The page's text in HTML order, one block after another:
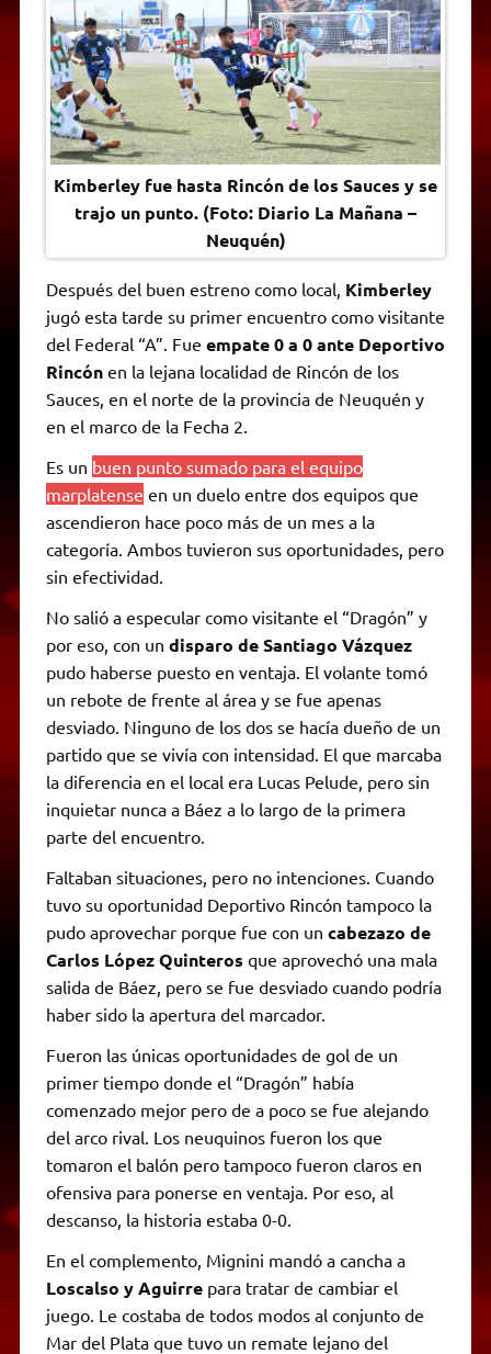
A
p
p
r
a
m
e
r
o
o
k
n
g
e
r
i
n
k
F
r
i
e
n
d
l
y
Kimberley fue hasta Rincón de los Sauces y se
trajo un punto. (Foto: Diario La Mañana –
Neuquén)
Después del buen estreno como local, Kimberley
jugó esta tarde su primer encuentro como visitante
del Federal “A”. Fue empate 0 a 0 ante Deportivo
Rincónen la lejana localidad de Rincón de los
Sauces, en el norte de la provincia de Neuquén y
en el marco de la Fecha 2.
Es un buen punto sumado para el equipo
marplatense en un duelo entre dos equipos que
ascendieron hace poco más de un mes a la
categoría. Ambos tuvieron sus oportunidades, pero
sin efectividad.
No salió a especular como visitante el “Dragón” y
por eso, con un disparo de Santiago Vázquez
pudo haberse puesto en ventaja. El volante tomó
un rebote de frente al área y se fue apenas
desviado. Ninguno de los dos se hacía dueño de un
partido que se vivía con intensidad. El que marcaba
la diferencia en el local era Lucas Pelude, pero sin
inquietar nunca a Báez a lo largo de la primera
parte del encuentro.
Faltaban situaciones, pero no intenciones. Cuando
tuvo su oportunidad Deportivo Rincón tampoco la
pudo aprovechar porque fue con un cabezazo de
Carlos López Quinteros que aprovechó una mala
salida de Báez, pero se fue desviado cuando podría
haber sido la apertura del marcador.
Fueron las únicas oportunidades de gol de un
primer tiempo donde el “Dragón” había
comenzado mejor pero de a poco se fue alejando
del arco rival. Los neuquinos fueron los que
tomaron el balón pero tampoco fueron claros en
ofensiva para ponerse en ventaja. Por eso, al
descanso, la historia estaba 0-0.
En el complemento, Mignini mandó a cancha a
Loscalso y Aguirrepara tratar de cambiar el
juego. Le costaba de todos modos al conjunto de
Mar del Plata que tuvo un remate lejano del